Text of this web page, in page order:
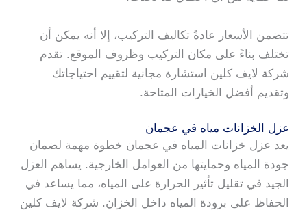
تتضمن الأسعار عادةً تكاليف التركيب، إلا أنه يمكن أن
تختلف بناءً على مكان التركيب وظروف الموقع. تقدم
شركة لايف كلين استشارة مجانية لتقييم احتياجاتك
وتقديم أفضل الخيارات المتاحة.
عزل الخزانات مياه في عجمان
يعد عزل خزانات المياه في عجمان خطوة مهمة لضمان
جودة المياه وحمايتها من العوامل الخارجية. يساهم العزل
الجيد في تقليل تأثير الحرارة على المياه، مما يساعد في
الحفاظ على برودة المياه داخل الخزان. شركة لايف كلين